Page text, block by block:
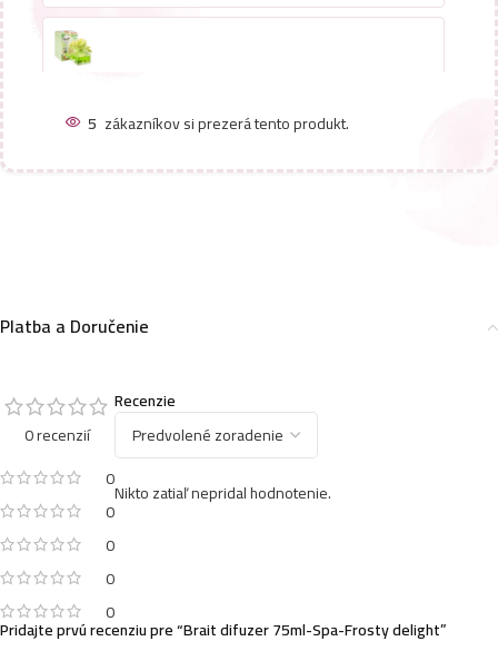
4,49€
sweet berries
4,49€
5 zákazníkov si prezerá tento produkt.
Platba a Doručenie
0 recenzií
0
0
0
0
0
Recenzie
Nikto zatiaľ nepridal hodnotenie.
Pridajte prvú recenziu pre “Brait difuzer 75ml-Spa-Frosty delight”